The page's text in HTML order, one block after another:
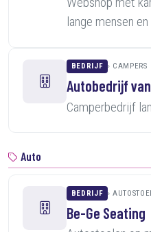
lange mensen
BEDRIJF CAMPERS
Autobedrijf
Camperbedrijf
Auto
BEDRIJF
Be-Ge Seating